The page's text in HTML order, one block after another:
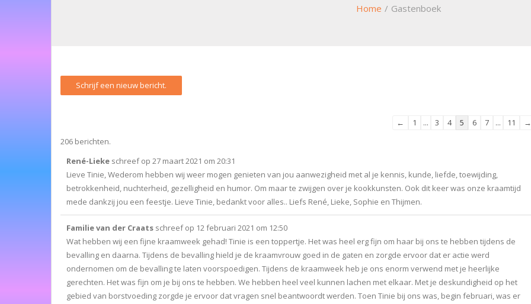
Home / Gastenboek
Navigatie
lijst
← 1 ... 3 4 5 6 7 ... 11
206 berichten.
René-Lieke schreef op 27 maart 2021 om 20:31
Lieve Tinie, Wederom hebben wij weer mogen genieten van jou aanwezigheid met al je kennis, kunde, liefde, toewijding,
betrokkenheid, nuchterheid, gezelligheid en humor. Om maar te zwijgen over je kookkunsten. Ook dit keer was onze kraamtijd
mede dankzij jou een feestje. Lieve Tinie, bedankt voor alles.. Liefs René, Lieke, Sophie en Thijmen.
Familie van der Craats schreef op 12 februari 2021 om 12:50
Wat hebben wij een fijne kraamweek gehad! Tinie is een toppertje. Het was heel erg fijn om haar bij ons te hebben tijdens de
bevalling en daarna. Tijdens de bevalling hield je de kraamvrouw goed in de gaten en zorgde ervoor dat er actie werd
ondernomen om de bevalling te laten voorspoedigen. Tijdens de kraamweek heb je ons enorm verwend met je heerlijke
gerechten. Het was fijn om je bij ons te hebben. We hebben heel veel kunnen lachen met elkaar. Met je deskundigheid op het
gebied van borstvoeding zorgde je ervoor dat vragen snel beantwoordt werden. Toen Tinie bij ons was, begin februari, was er